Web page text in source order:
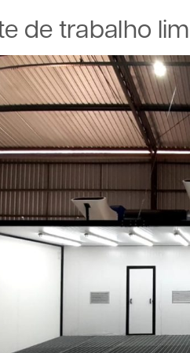
de trabalho